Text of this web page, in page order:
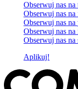
Obserwuj nas na
Obserwuj nas na
Obserwuj nas na
Obserwuj nas na
Obserwuj nas na
Aplikuj!